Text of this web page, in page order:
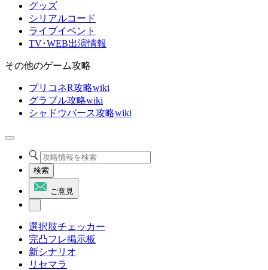
グッズ
シリアルコード
ライブイベント
TV･WEB出演情報
その他のゲーム攻略
プリコネR攻略wiki
グラブル攻略wiki
シャドウバース攻略wiki
検索
ご意見
選択肢チェッカー
完凸フレ掲示板
新シナリオ
リセマラ